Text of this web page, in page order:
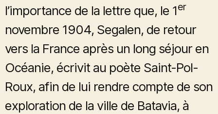
l’importance de la lettre que, le 1er
novembre 1904, Segalen, de retour
vers la France après un long séjour en
Océanie, écrivit au poète Saint-Pol-
Roux, afin de lui rendre compte de son
exploration de la ville de Batavia, à